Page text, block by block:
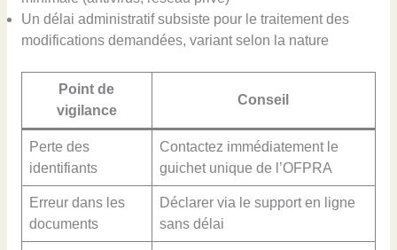
Un délai administratif subsiste pour le traitement des
modifications demandées, variant selon la nature
Point de
vigilance
Conseil
Perte des
identifiants
Contactez immédiatement le
guichet unique de l’OFPRA
Erreur dans les
documents
Déclarer via le support en ligne
sans délai